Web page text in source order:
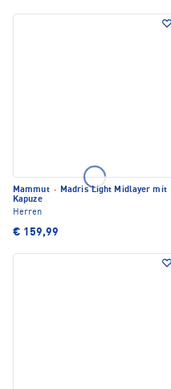
Mammut · Madris Light Midlayer mit
Kapuze
Herren
€ 159,99